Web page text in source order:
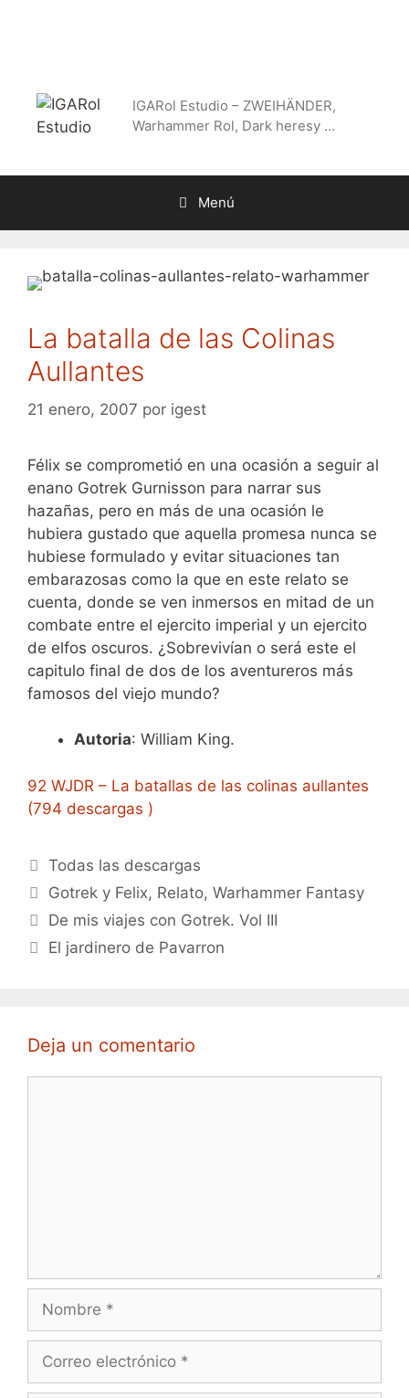
IGARol Estudio – ZWEIHÄNDER,
Warhammer Rol, Dark heresy …
Menú
La batalla de las Colinas
Aullantes
21 enero, 2007 por igest
Félix se comprometió en una ocasión a seguir al
enano Gotrek Gurnisson para narrar sus
hazañas, pero en más de una ocasión le
hubiera gustado que aquella promesa nunca se
hubiese formulado y evitar situaciones tan
embarazosas como la que en este relato se
cuenta, donde se ven inmersos en mitad de un
combate entre el ejercito imperial y un ejercito
de elfos oscuros. ¿Sobrevivían o será este el
capitulo final de dos de los aventureros más
famosos del viejo mundo?
Autoria: William King.
92 WJDR – La batallas de las colinas aullantes
(794 descargas )
Categorías
Todas las descargas
Etiquetas
Gotrek y Felix, Relato,Warhammer Fantasy
De mis viajes con Gotrek. Vol III
El jardinero de Pavarron
Deja un comentario
electrónico